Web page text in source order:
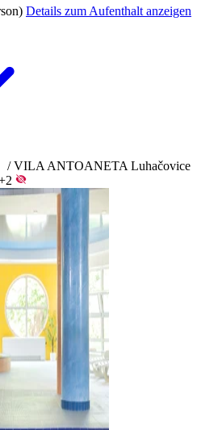
Details zum Aufenthalt anzeigen
/ VILA ANTOANETA Luhačovice